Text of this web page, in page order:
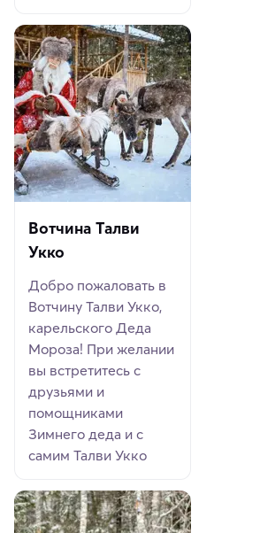
Вотчина Талви
Укко
Добро пожаловать в
Вотчину Талви Укко,
карельского Деда
Мороза! При желании
вы встретитесь с
друзьями и
помощниками
Зимнего деда и с
самим Талви Укко